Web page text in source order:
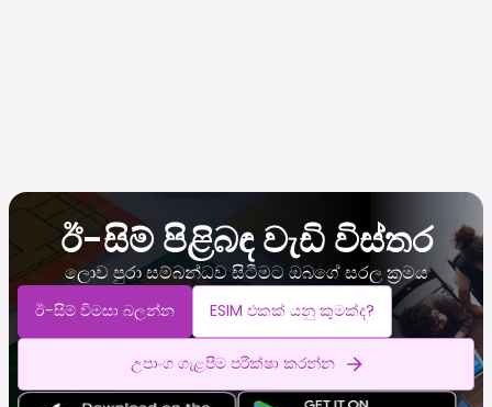
ඊ-සිම් පිළිබඳ වැඩි විස්තර
ලොව පුරා සම්බන්ධව සිටීමට ඔබගේ සරල ක්‍රමය
ඊ-සිම් විමසා බලන්න ESIM එකක් යනු කුමක්ද?
උපාංග ගැළපීම පරීක්ෂා කරන්න